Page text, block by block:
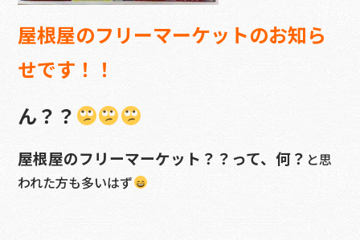
屋根屋のフリーマーケットのお知ら
せです！！
ん？？
屋根屋のフリーマーケット？？って、何？ と思
われた方も多いはず